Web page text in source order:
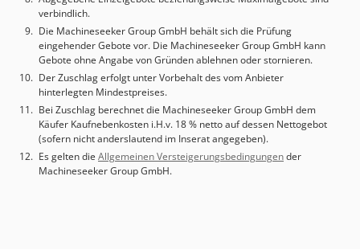
beim Drehen: 280 mm • Max. Drehlänge zwischen Spitzen:
490 mm • Software-Version: Version: v01. 04 +sp02/ keine
integrierte Sicherheitsoption • Werkzeuge
Werkzeugrevolver: Anzahl der Positionen: 12 •
Durchmesser des Spannbolzens des Werkzeughalters DIN
69880: 40 mm • Stahlgröße: 25x25 mm • Max.
Werkzeugspindeldrehzahl S3-40%: 4000 min-1 •
Drehmoment S1/S3 - 40%: 27 / 40 NmOption
Mantelflächeninterpolation: Die Steuerung kann Mantel C
und Mantel Y verarbeiten Dimensions Machine Depth 3875
verbindlich.
Die Machineseeker Group GmbH behält sich die Prüfung
eingehender Gebote vor. Die Machineseeker Group GmbH kann
Gebote ohne Angabe von Gründen ablehnen oder stornieren.
Der Zuschlag erfolgt unter Vorbehalt des vom Anbieter
hinterlegten Mindestpreises.
Bei Zuschlag berechnet die Machineseeker Group GmbH dem
Käufer Kaufnebenkosten i.H.v. 18 % netto auf dessen Nettogebot
(sofern nicht anderslautend im Inserat angegeben).
Es gelten die Allgemeinen Versteigerungsbedingungender
Machineseeker Group GmbH.